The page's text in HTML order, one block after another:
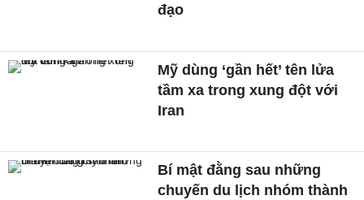
đạo
Mỹ dùng ‘gần hết’ tên lửa
tầm xa trong xung đột với
Iran
Bí mật đằng sau những
chuyến du lịch nhóm thành